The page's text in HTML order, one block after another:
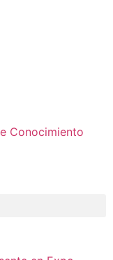
Conocimiento